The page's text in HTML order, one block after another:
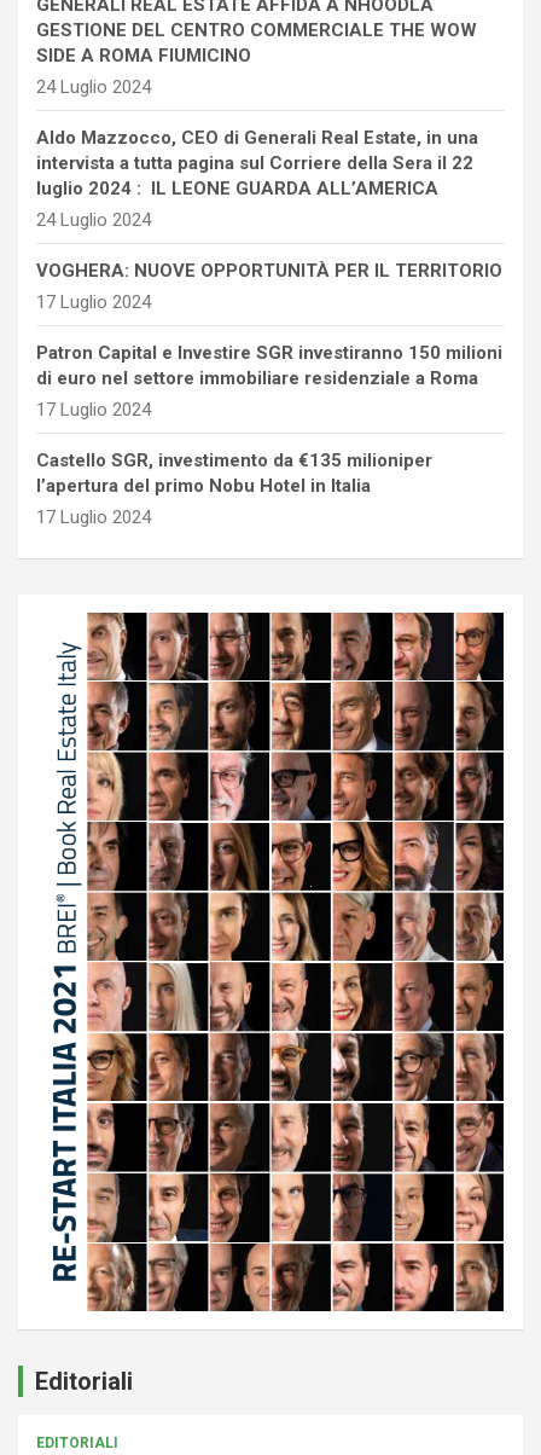
GENERALI REAL ESTATE AFFIDA A NHOODLA
GESTIONE DEL CENTRO COMMERCIALE THE WOW
SIDE A ROMA FIUMICINO
24 Luglio 2024
Aldo Mazzocco, CEO di Generali Real Estate, in una
intervista a tutta pagina sul Corriere della Sera il 22
luglio 2024 : IL LEONE GUARDA ALL’AMERICA
24 Luglio 2024
VOGHERA: NUOVE OPPORTUNITÀ PER IL TERRITORIO
17 Luglio 2024
Patron Capital e Investire SGR investiranno 150 milioni
di euro nel settore immobiliare residenziale a Roma
17 Luglio 2024
Castello SGR, investimento da €135 milioniper
l’apertura del primo Nobu Hotel in Italia
17 Luglio 2024
Editoriali
EDITORIALI